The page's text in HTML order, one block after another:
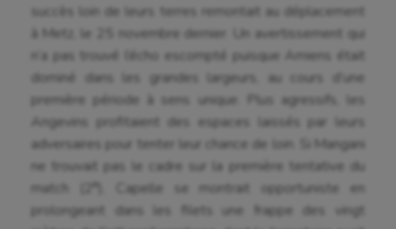
succès loin de leurs terres remontait au déplacement
à Metz, le 25 novembre dernier. Un avertissement qui
n’a pas trouvé l’écho escompté puisque Amiens était
dominé dans les grandes largeurs, au cours d’une
première période à sens unique. Plus agressifs, les
Angevins profitaient des espaces laissés par leurs
adversaires pour tenter leur chance de loin. Si Mangani
ne trouvait pas le cadre sur la première tentative du
match (2
e
), Capelle se montrait opportuniste en
prolongeant dans les filets une frappe des vingt